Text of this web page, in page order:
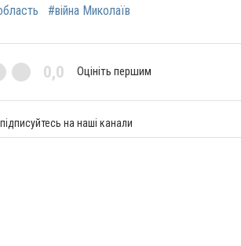
#війна Миколаїв
0,0 Оцініть першим
на наші канали